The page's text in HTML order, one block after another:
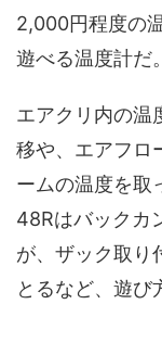
2,000円程度の
遊べる温度計だ。
エアクリ内の温
移や、エアフロ
ームの温度を取
48Rはバックカ
が、ザック取り
とるなど、遊び